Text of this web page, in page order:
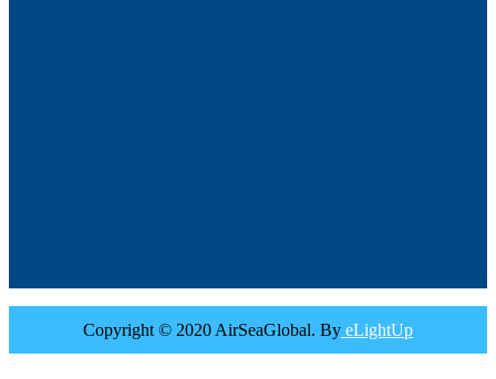
Copyright © 2020 AirSeaGlobal. By eLightUp